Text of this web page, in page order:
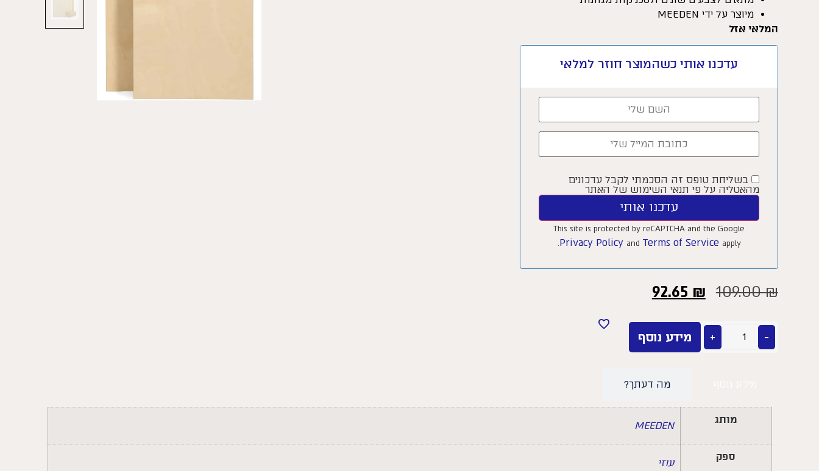
מיוצר על ידי MEEDEN
המלאי אזל
עדכנו אותי כשהמוצר חוזר למלאי
בשליחת טופס זה הסכמתי לקבל עדכונים
מהאטליה על פי תנאי השימוש של האתר
עדכנו אותי
This site is protected by reCAPTCHA and the Google
Privacy Policy and Terms of Service apply.
109.00₪
92.65 ₪
−
+ מידע נוסף
מה דעתך?
מותג
MEEDEN
ספק
עוזי